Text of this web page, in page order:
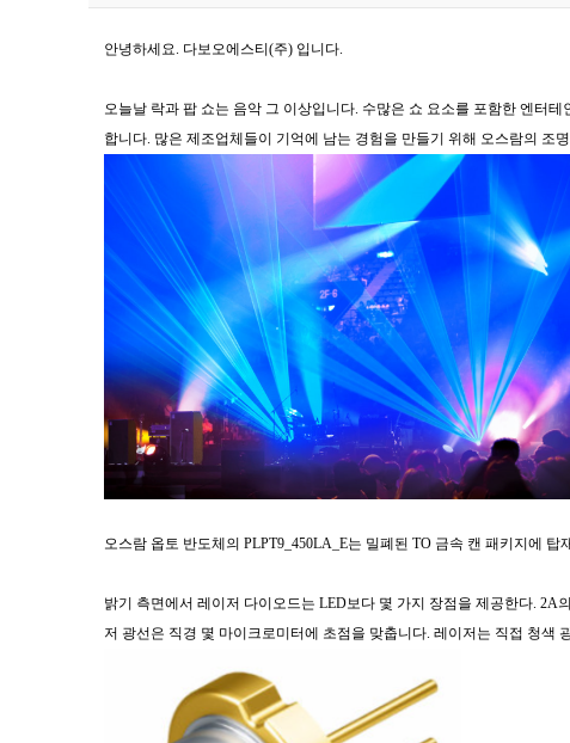
안녕하세요. 다보오에스티(주) 입니다.
오늘날 락과 팝 쇼는 음악 그 이상입니다. 수많은 쇼 요소를 포함한 엔터
합니다. 많은 제조업체들이 기억에 남는 경험을 만들기 위해 오스람의 조
오스람 옵토 반도체의 PLPT9_450LA_E는 밀폐된 TO 금속 캔 패키지에 탑
밝기 측면에서 레이저 다이오드는 LED보다 몇 가지 장점을 제공한다. 2A
저 광선은 직경 몇 마이크로미터에 초점을 맞춥니다. 레이저는 직접 청색